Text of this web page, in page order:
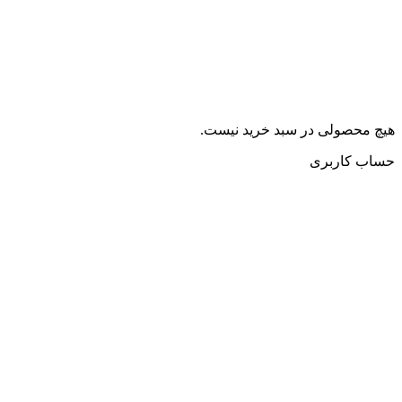
هیچ محصولی در سبد خرید نیست.
حساب کاربری